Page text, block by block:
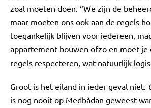
zoal moeten doen. “We zijn de
maar moeten ons ook aan de regels
toegankelijk blijven voor iedereen,
appartement bouwen ofzo en moet je
regels respecteren, wat natuurlijk
Groot is het eiland in ieder geval niet.
is nog nooit op Medbådan geweest